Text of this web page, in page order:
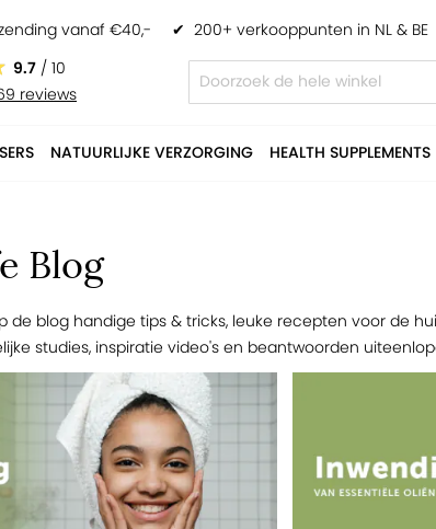
vanaf €40,- ✔ 200+ verkooppunten in NL & BE
9.7 / 10
reviews
NATUURLIJKE VERZORGING HEALTH SUPPLEMENTS
Blog
de blog handige tips & tricks, leuke recepten voor de
studies, inspiratie video's en beantwoorden